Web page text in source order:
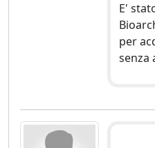
E'
per
senza